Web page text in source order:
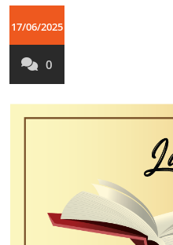
17/06/2025
0